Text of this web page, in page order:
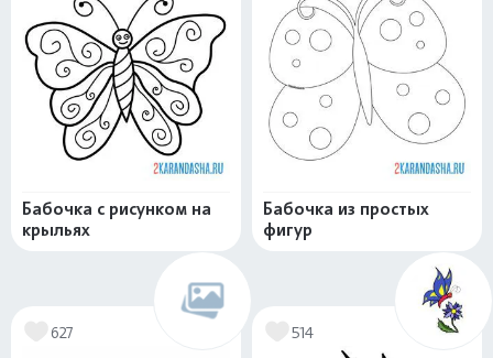
Бабочка с рисунком на
крыльях
Бабочка из простых
фигур
627 514